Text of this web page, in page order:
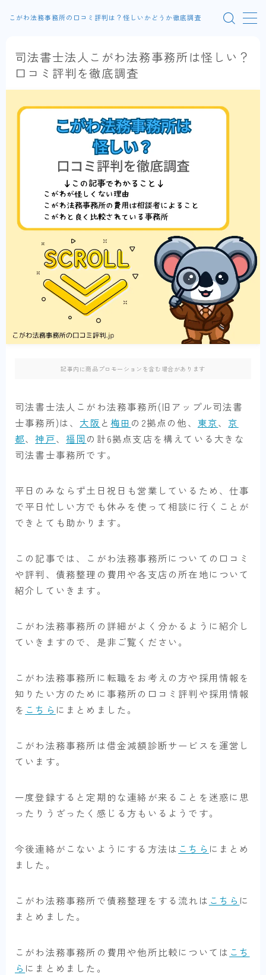
こがわ法務事務所の口コミ評判は？怪しいかどうか徹底調査
運営者情報
プライバシーポリシー
司法書士法人こがわ法務事務所は怪しい？
口コミ評判を徹底調査
記事内に商品プロモーションを含む場合があります
司法書士法人こがわ法務事務所(旧アップル司法書
士事務所)は、 大阪 と梅田 の2拠点の他、 東京、 京
都、神戸、福岡 の計6拠点支店を構えている大きな
司法書士事務所です。
平日のみならず土日祝日も営業しているため、仕事
で平日忙しい方でも休みを使って相談に行くことが
できとても助かります。
この記事では、こがわ法務事務所についての口コミ
や評判、債務整理の費用や各支店の所在地について
紹介していきます。
こがわ法務事務所の詳細がよく分かるように紹介し
ていきますので、是非ご覧ください。
こがわ法務事務所に転職をお考えの方や採用情報を
知りたい方のために事務所の口コミ評判や採用情報
を こちら にまとめました。
こがわ法務事務所は借金減額診断サービスを運営し
ています。
一度登録すると定期的な連絡が来ることを迷惑に思
ったりうざったく感じる方もいるようです。
今後連絡がこないようにする方法は こちら にまとめ
ました。
こがわ法務事務所で債務整理をする流れは こちら に
まとめました。
こがわ法務事務所の費用や他所比較については こち
ら にまとめました。